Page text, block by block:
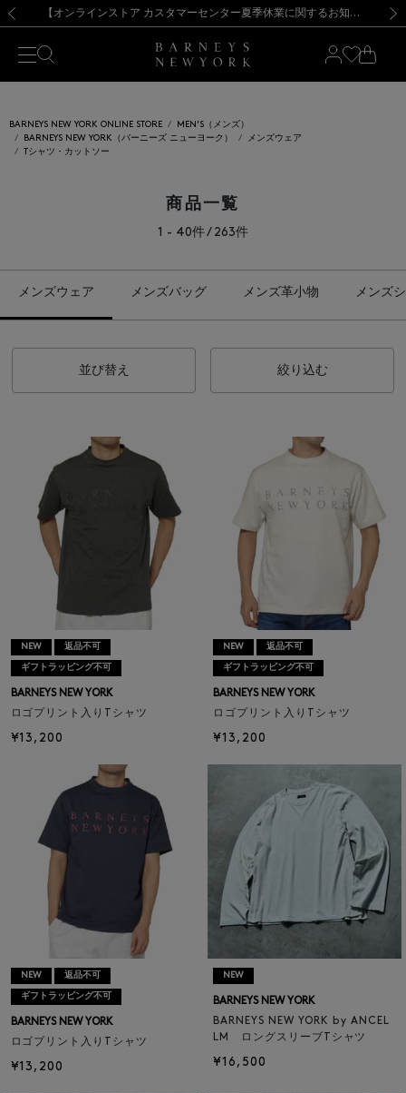
新規登録のお客様も対象！＜MY BARNEYS＞会員のお客様は11,000円（税込）以上のお買上げで常時送料無料！お買い物の際は会員登録を！
【夏季休業に伴う出荷一時停止のお知らせ】(2026.8.7) 【オンラインストア カスタマーセンター夏季休業に関するお知らせ】（2026.8.7）
【夏季休業に伴う返品・交換承り一時停止のお知らせ】（2026.8.5）
熊本県を中心とした地震の影響によるお荷物のお届けについて
【開催中】SUMMER SALEのご案内・ご注意事項 新規登録のお客様も対象！＜MY BARNEYS＞会員のお客様は11,000円（税込）以上のお買上げで常時送料無料！お買い物の際は会員登録を！
【夏季休業に伴う出荷一時停止のお知らせ】(2026.8.7)
BARNEYS NEW YORK ONLINE STORE
MEN'S（メンズ）
BARNEYS NEW YORK（バーニーズ ニューヨーク）
メンズウェア
Tシャツ・カットソー
商品一覧
1 - 40件 / 263件
メンズウェア メンズバッグ メンズ革小物 メンズ
並び替え 絞り込む
NEW 返品不可
ギフトラッピング不可
BARNEYS NEW YORK
ロゴプリント入りTシャツ
¥13,200
NEW 返品不可
ギフトラッピング不可
BARNEYS NEW YORK
ロゴプリント入りTシャツ
¥13,200
NEW 返品不可
ギフトラッピング不可
BARNEYS NEW YORK
ロゴプリント入りTシャツ
¥13,200
NEW
BARNEYS NEW YORK
BARNEYS NEW YORK by ANCEL
LM ロングスリーブTシャツ
¥16,500